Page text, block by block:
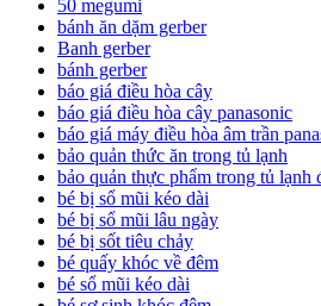
50 megumi
bánh ăn dặm gerber
Banh gerber
bánh gerber
báo giá điều hòa cây
báo giá điều hòa cây panasonic
báo giá máy điều hòa âm trần
bảo quản thức ăn trong tủ lạnh
bảo quản thực phẩm trong tủ lạnh
bé bị sổ mũi kéo dài
bé bị sổ mũi lâu ngày
bé bị sốt tiêu chảy
bé quấy khóc về đêm
bé sổ mũi kéo dài